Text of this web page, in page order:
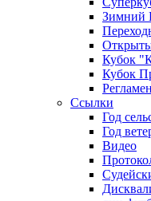
Зимний
Кубок
Кубок
Ссылки
Год
Год
Видео